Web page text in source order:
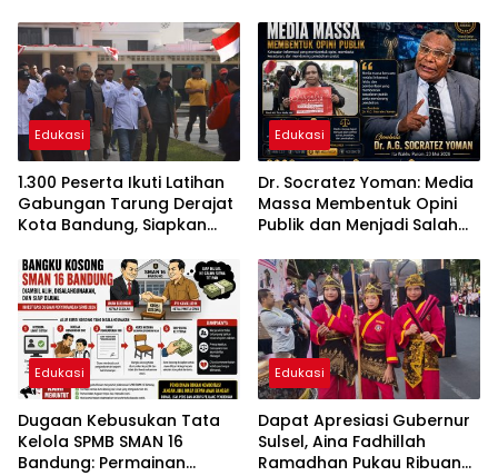
Al’Idrus
Edukasi
1.300 Peserta Ikuti Latihan
Gabungan Tarung Derajat
Kota Bandung, Siapkan
Kejurnas
Edukasi
Dr. Socratez Yoman: Media
Massa Membentuk Opini
Publik dan Menjadi Salah
Ditakuti Penguasa”
Edukasi
Dugaan Kebusukan Tata
Kelola SPMB SMAN 16
Bandung: Permainan
Edukasi
Dapat Apresiasi Gubernur
Sulsel, Aina Fadhillah
Ramadhan Pukau Ribuan